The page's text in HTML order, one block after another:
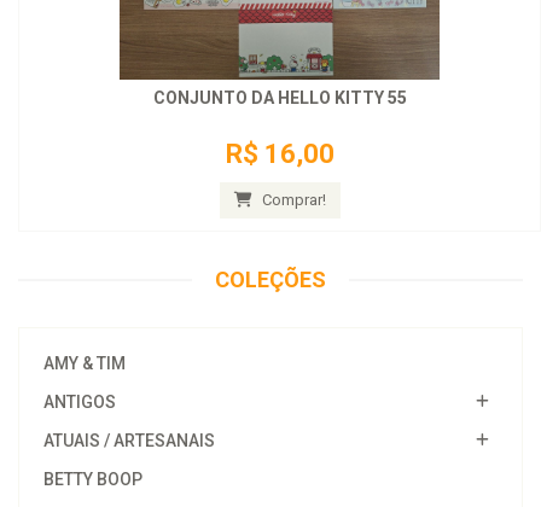
CONJUNTO DA HELLO KITTY 55
R$ 16,00
Comprar!
COLEÇÕES
AMY & TIM
ANTIGOS
ATUAIS / ARTESANAIS
BETTY BOOP